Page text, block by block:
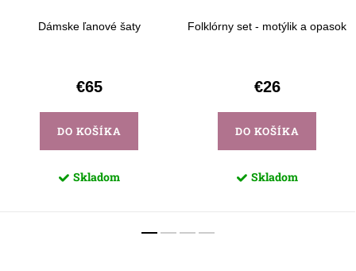
Dámske ľanové šaty
€65
DO KOŠÍKA
Skladom
Folklórny set - motýlik a opasok
€26
DO KOŠÍKA
Skladom